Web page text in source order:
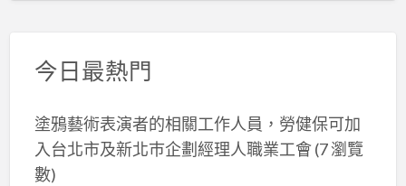
今日最熱門
塗鴉藝術表演者的相關工作人員，勞健保可加
入台北市及新北巿企劃經理人職業工會 (7 瀏覽
數)